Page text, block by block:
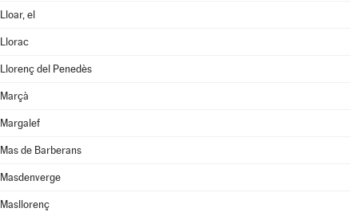
Lloar, el
Llorac
Llorenç del Penedès
Marçà
Margalef
Mas de Barberans
Masdenverge
Masllorenç